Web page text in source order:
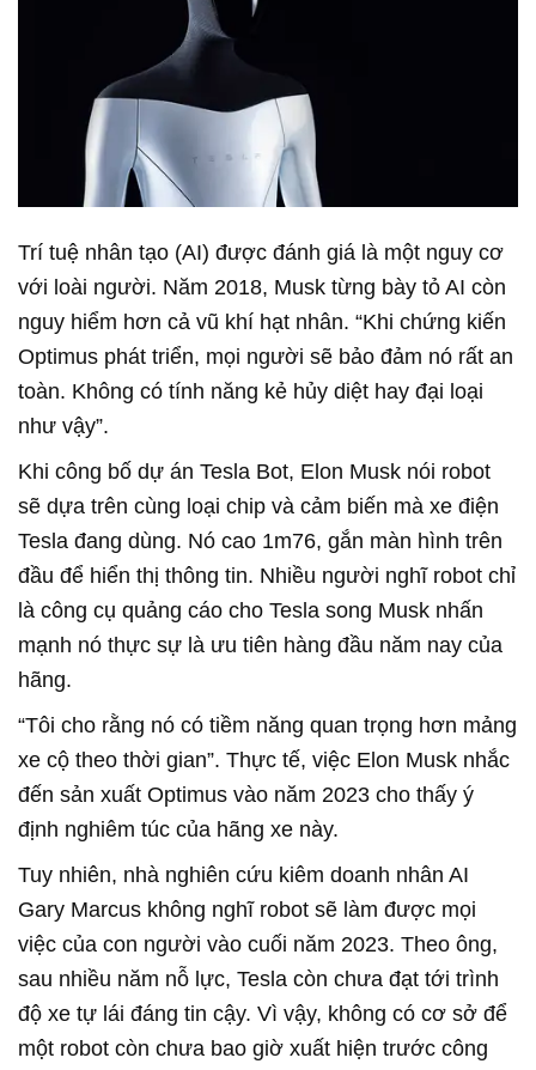
Trí tuệ nhân tạo (AI) được đánh giá là một nguy cơ
với loài người. Năm 2018, Musk từng bày tỏ AI còn
nguy hiểm hơn cả vũ khí hạt nhân. “Khi chứng kiến
Optimus phát triển, mọi người sẽ bảo đảm nó rất an
toàn. Không có tính năng kẻ hủy diệt hay đại loại
như vậy”.
Khi công bố dự án Tesla Bot, Elon Musk nói robot
sẽ dựa trên cùng loại chip và cảm biến mà xe điện
Tesla đang dùng. Nó cao 1m76, gắn màn hình trên
đầu để hiển thị thông tin. Nhiều người nghĩ robot chỉ
là công cụ quảng cáo cho Tesla song Musk nhấn
mạnh nó thực sự là ưu tiên hàng đầu năm nay của
hãng.
“Tôi cho rằng nó có tiềm năng quan trọng hơn mảng
xe cộ theo thời gian”. Thực tế, việc Elon Musk nhắc
đến sản xuất Optimus vào năm 2023 cho thấy ý
định nghiêm túc của hãng xe này.
Tuy nhiên, nhà nghiên cứu kiêm doanh nhân AI
Gary Marcus không nghĩ robot sẽ làm được mọi
việc của con người vào cuối năm 2023. Theo ông,
sau nhiều năm nỗ lực, Tesla còn chưa đạt tới trình
độ xe tự lái đáng tin cậy. Vì vậy, không có cơ sở để
một robot còn chưa bao giờ xuất hiện trước công